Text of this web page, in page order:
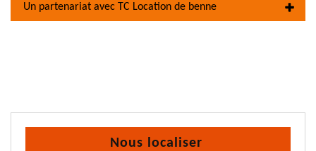
Un partenariat avec TC Location de benne
Nous localiser